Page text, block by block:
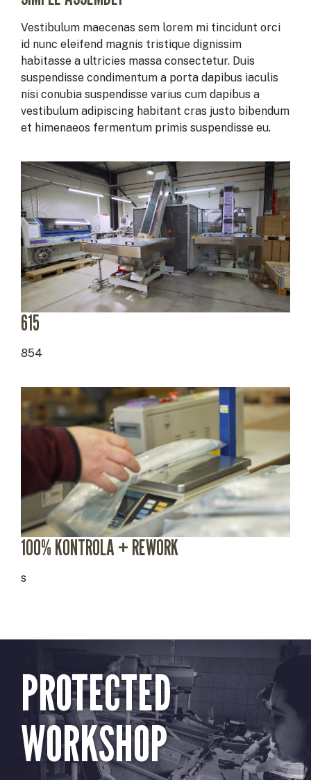
Vestibulum maecenas sem lorem mi tincidunt orci
id nunc eleifend magnis tristique dignissim
habitasse a ultricies massa consectetur. Duis
suspendisse condimentum a porta dapibus iaculis
nisi conubia suspendisse varius cum dapibus a
vestibulum adipiscing habitant cras justo bibendum
et himenaeos fermentum primis suspendisse eu.
615
854
100% KONTROLA + REWORK
s
PROTECTED
WORKSHOP